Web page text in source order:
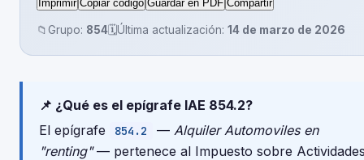
Imprimir Copiar código Guardar en PDF Compartir
📁 Grupo: 854🗓️Última actualización: 14 de marzo de 2026
📌 ¿Qué es el epígrafe IAE 854.2?
El epígrafe
854.2 — Alquiler Automoviles en
"renting"— pertenece al Impuesto sobre